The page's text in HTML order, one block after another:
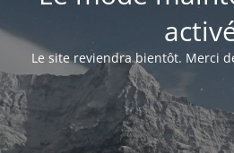
Le site reviendra bientôt. Merci